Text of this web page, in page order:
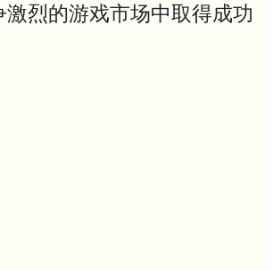
激烈的游戏市场中取得成功